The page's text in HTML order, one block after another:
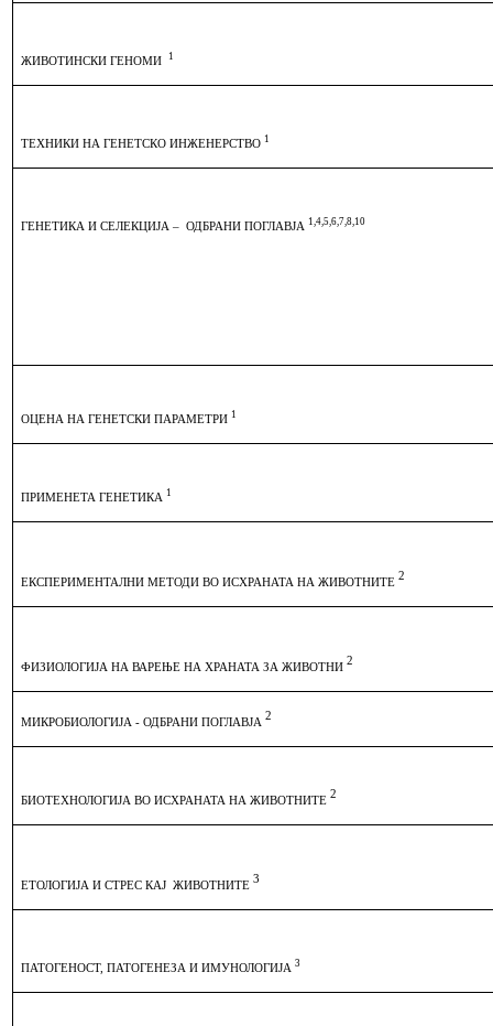
ЖИВОТИНСКИ ГЕНОМИ 1
ТЕХНИКИ НА ГЕНЕТСКО ИНЖЕНЕРСТВО 1
ГЕНЕТИКА И СЕЛЕКЦИЈА – ОДБРАНИ ПОГЛАВЈА 1,4,5,6,7,8,10
ОЦЕНА НА ГЕНЕТСКИ ПАРАМЕТРИ 1
ПРИМЕНЕТА ГЕНЕТИКА 1
ЕКСПЕРИМЕНТАЛНИ МЕТОДИ ВО ИСХРАНАТА НА ЖИВОТНИТЕ
2
ФИЗИОЛОГИЈА НА ВАРЕЊЕ НА ХРАНАТА ЗА ЖИВОТНИ
2
МИКРОБИОЛОГИЈА-ОДБРАНИ ПОГЛАВЈА
2
БИОТЕХНОЛОГИЈА ВО ИСХРАНАТА НА ЖИВОТНИТЕ
2
ЕТОЛОГИЈА И СТРЕС КАЈ ЖИВОТНИТЕ
3
ПАТОГЕНОСТ, ПАТОГЕНЕЗА И ИМУНОЛОГИЈА 3